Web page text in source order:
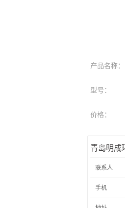
产品名称：
型号：
价格：
青岛明成
联系人
手机